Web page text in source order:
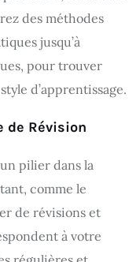
des méthodes
jusqu’à
pour trouver
d’apprentissage.
de Révision
pilier dans la
comme le
de révisions et
à votre